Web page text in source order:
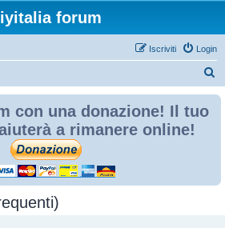
forum
Login
Iscriviti
con una donazione! Il tuo
a rimanere online!